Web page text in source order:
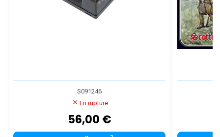
S091246
En rupture
56,00 €